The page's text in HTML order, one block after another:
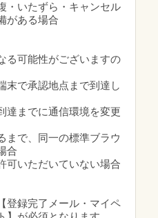
・いたずら・キャンセル
がある場合
る可能性がございますの
末で承認地点まで到達し
達までに通信環境を変更
まで、同一の標準ブラウ
合
可いただいていない場合
登録完了メール・マイペ